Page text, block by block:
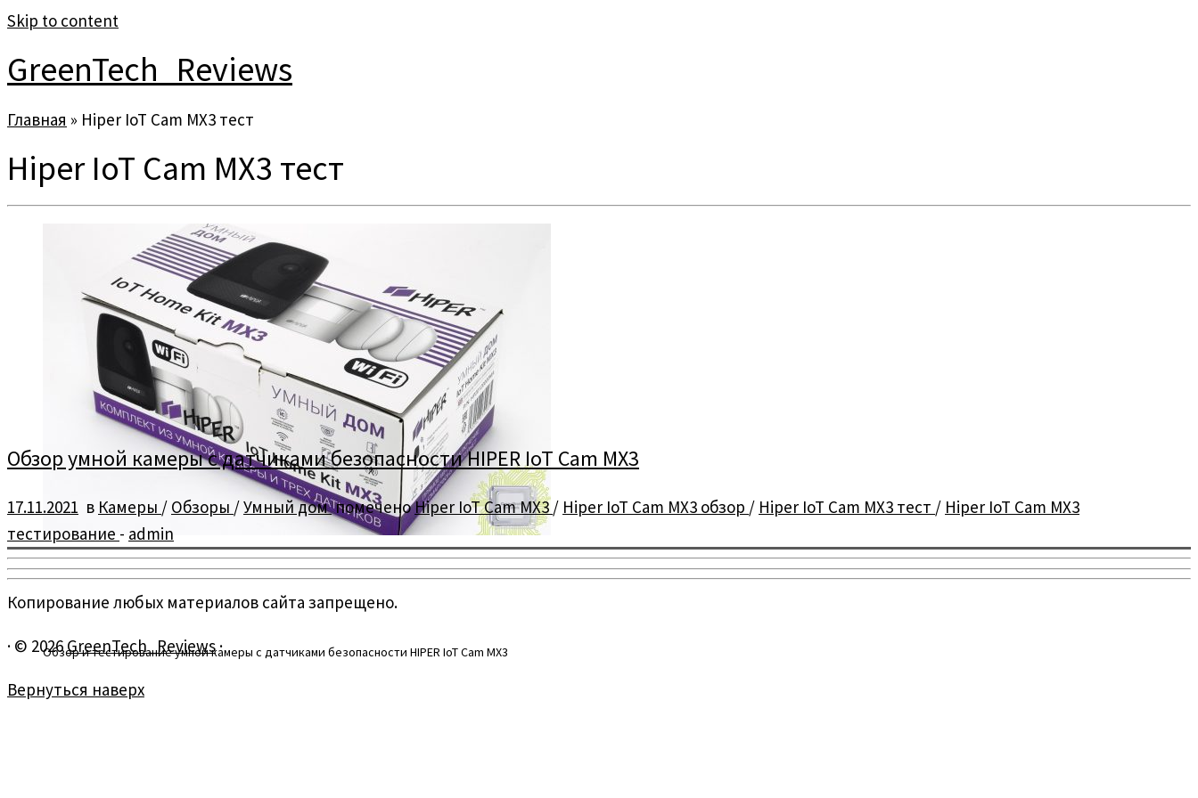
Skip to content
GreenTech_Reviews
Главная » Hiper IoT Cam MX3 тест
Hiper IoT Cam MX3 тест
Обзор и тестирование умной камеры с датчиками безопасности HIPER IoT Cam MX3
Обзор умной камеры с датчиками безопасности HIPER IoT Cam MX3
17.11.2021 в Камеры / Обзоры /Умный домпомеченоHiper IoT Cam MX3/ Hiper IoT Cam MX3 обзор / Hiper IoT Cam MX3 тест / Hiper IoT Cam MX3
тестирование - admin
Копирование любых материалов сайта запрещено.
· © 2026GreenTech_Reviews·
Вернуться наверх